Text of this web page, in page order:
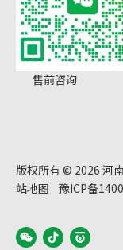
售前咨询
版权所有 © 2026 河
站地图
豫ICP备